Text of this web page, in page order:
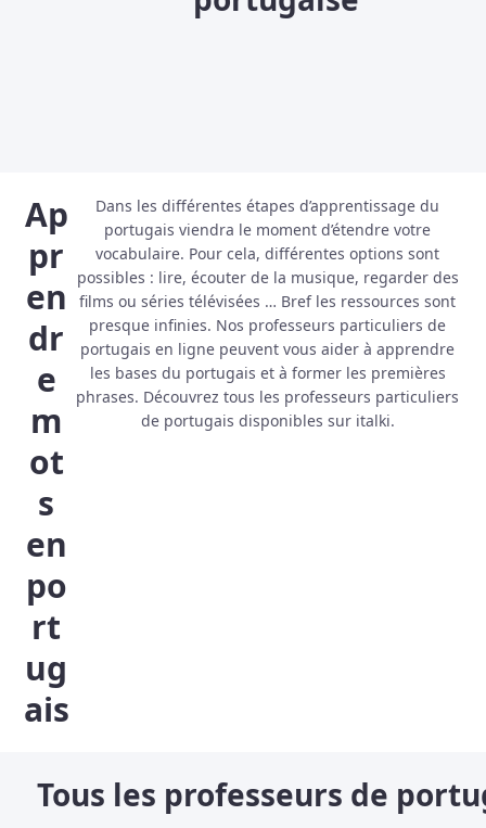
Ap
pr
en
dr
e
m
ot
s
en
po
rt
ug
ais
Dans les différentes étapes d’apprentissage du
portugais viendra le moment d’étendre votre
vocabulaire. Pour cela, différentes options sont
possibles : lire, écouter de la musique, regarder des
films ou séries télévisées … Bref les ressources sont
presque infinies. Nos professeurs particuliers de
portugais en ligne peuvent vous aider à apprendre
les bases du portugais et à former les premières
phrases. Découvrez tous les professeurs particuliers
de portugais disponibles sur italki.
Tous les professeurs de